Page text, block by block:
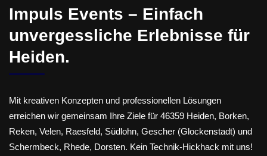
Impuls Events – Einfach
unvergessliche Erlebnisse für
Heiden.
Mit kreativen Konzepten und professionellen Lösungen
erreichen wir gemeinsam Ihre Ziele für 46359 Heiden, Borken,
Reken, Velen, Raesfeld, Südlohn, Gescher (Glockenstadt) und
Schermbeck, Rhede, Dorsten. Kein Technik-Hickhack mit uns!